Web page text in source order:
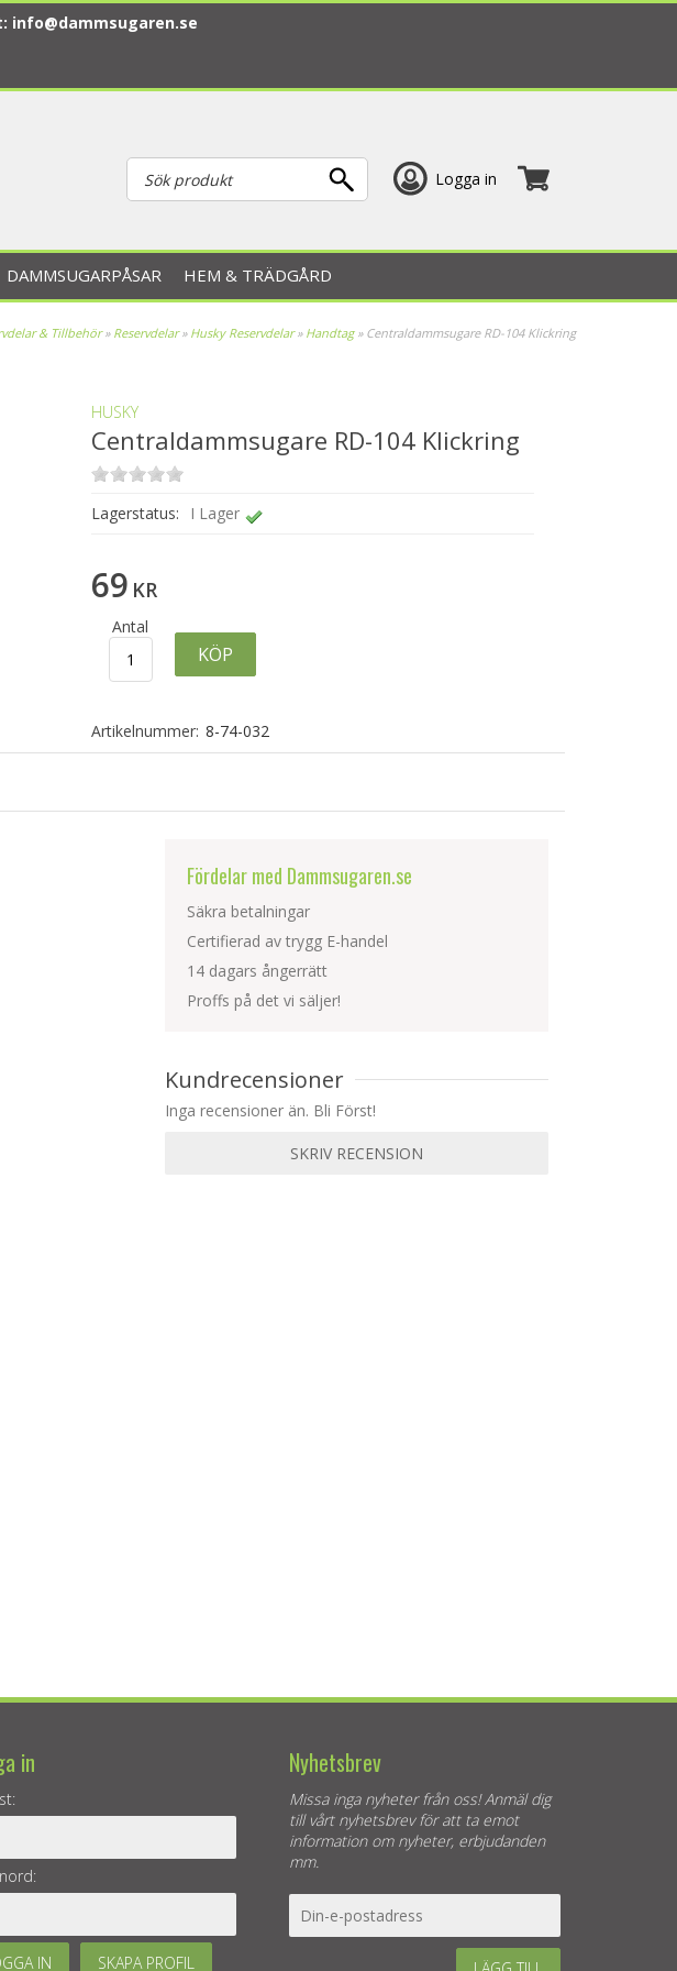
info@dammsugaren.se
Logga in
DAMMSUGARPÅSAR HEM & TRÄDGÅRD
& Tillbehör» Reservdelar» Husky Reservdelar» Handtag» Centraldammsugare RD-104 Klickring
HUSKY
Centraldammsugare RD-104 Klickring
Lagerstatus: I Lager
69 KR
Antal
KÖP
Artikelnummer: 8-74-032
Fördelar med Dammsugaren.se
Säkra betalningar
Certifierad av trygg E-handel
14 dagars ångerrätt
Proffs på det vi säljer!
Kundrecensioner
Inga recensioner än. Bli Först!
SKRIV RECENSION
in
IN SKAPA PROFIL
Nyhetsbrev
Missa inga nyheter från oss! Anmäl dig
till vårt nyhetsbrev för att ta emot
information om nyheter, erbjudanden
mm.